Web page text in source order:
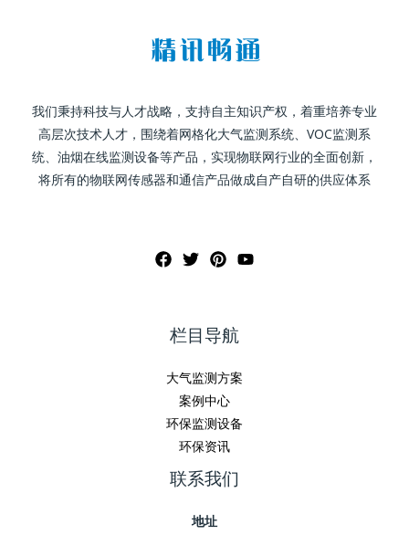
我们秉持科技与人才战略，支持自主知识产权，着重培养专业
高层次技术人才，围绕着网格化大气监测系统、VOC监测系
统、油烟在线监测设备等产品，实现物联网行业的全面创新，
将所有的物联网传感器和通信产品做成自产自研的供应体系
栏目导航
大气监测方案
案例中心
环保监测设备
环保资讯
联系我们
地址